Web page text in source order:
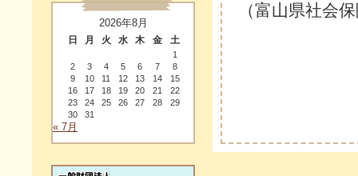
（富山県社会
2026年8月
日 月 火 水 木 金 土
1
2
3 4 5 6 7
8
9
10 11 12 13 14
15
16
17 18 19 20 21
22
23
24 25 26 27 28
29
30
31
« 7月